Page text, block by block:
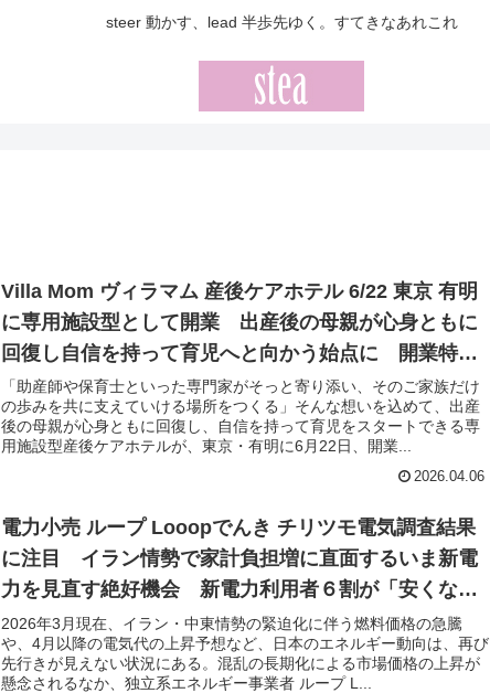
steer 動かす、lead 半歩先ゆく。すてきなあれこれ
Villa Mom ヴィラマム 産後ケアホテル 6/22 東京 有明
に専用施設型として開業 出産後の母親が心身ともに
回復し自信を持って育児へと向かう始点に 開業特典
つき14泊15日プラン予約受付中
「助産師や保育士といった専門家がそっと寄り添い、そのご家族だけ
の歩みを共に支えていける場所をつくる」そんな想いを込めて、出産
後の母親が心身ともに回復し、自信を持って育児をスタートできる専
用施設型産後ケアホテルが、東京・有明に6月22日、開業...
2026.04.06
電力小売 ループ Looopでんき チリツモ電気調査結果
に注目 イラン情勢で家計負担増に直面するいま新電
力を見直す絶好機会 新電力利用者６割が「安くなっ
た」３つの自動割引にも注目
2026年3月現在、イラン・中東情勢の緊迫化に伴う燃料価格の急騰
や、4月以降の電気代の上昇予想など、日本のエネルギー動向は、再び
先行きが見えない状況にある。混乱の長期化による市場価格の上昇が
懸念されるなか、独立系エネルギー事業者 ループ L...